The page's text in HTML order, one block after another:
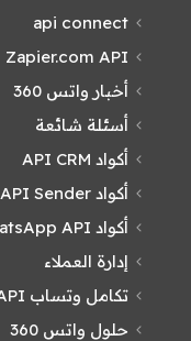
api connect
Zapier.com API
أخبار واتس 360
أسئلة شائعة
أكواد API CRM
أكواد API Sender
أكواد WhatsApp API
إدارة العملاء
تكامل وتساب API
حلول واتس 360